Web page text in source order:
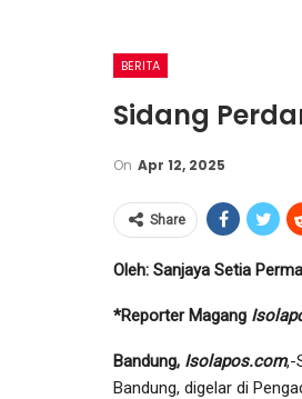
BERITA
Sidang
On Apr 12, 2025
Share
Oleh: Sanjaya Setia
*Reporter Magang
Bandung, Isolapos.com,-
Bandung, digelar di